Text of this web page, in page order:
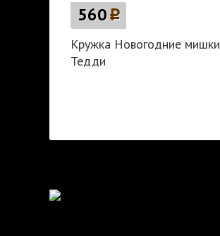
560p
Кружка Новогодние мишки
Тедди